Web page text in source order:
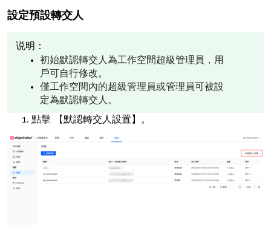
設定預設轉交人
说明：
初始默認轉交人為工作空間超級管理員，用
戶可自行修改。
僅工作空間內的超級管理員或管理員可被設
定為默認轉交人。
點擊 【默認轉交人設置】 。